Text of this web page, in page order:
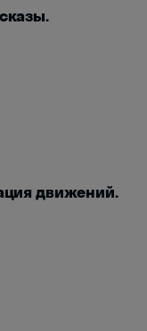
движений.